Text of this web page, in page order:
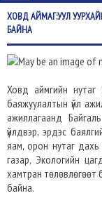
ХОВДАЙМАГ:УУЛ
БАЙНА
Ховд аймгийн нутаг
баяжуулалтын үйл
ажиллагаанд
үйлдвэр, эрдэс
яам, орон нутаг
газар, Экологийн
хамтран төлөвлөгөөт
байна.